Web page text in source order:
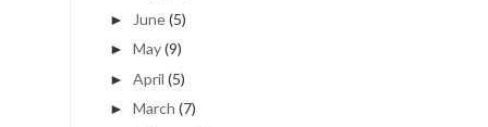
► June(5)
► May(9)
► April (5)
► March (7)